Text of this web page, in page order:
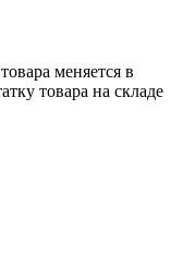
меняется в
товара на складе